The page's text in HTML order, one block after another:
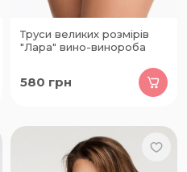
Труси великих розмірів
"Лара" вино-винороба
580 грн